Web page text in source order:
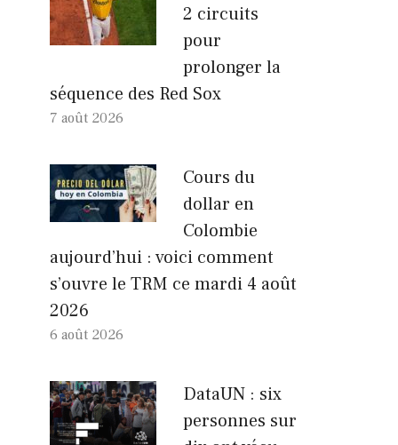
2 circuits
pour
prolonger la
séquence des Red Sox
7 août 2026
Cours du
dollar en
Colombie
aujourd’hui : voici comment
s’ouvre le TRM ce mardi 4 août
2026
6 août 2026
DataUN : six
personnes sur